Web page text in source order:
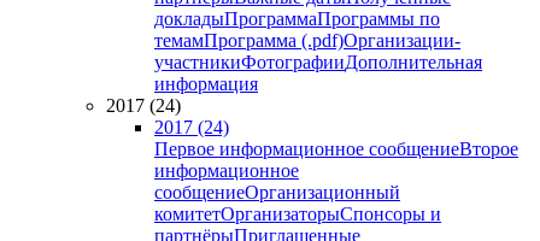
докладыПрограммаПрограммы по
темамПрограмма (.pdf)Организации-
участникиФотографииДополнительная
информация
2017 (24)
2017 (24)
Первое информационное сообщениеВторое
информационное
сообщениеОрганизационный
комитетОрганизаторыСпонсоры и
партнёрыПриглашенные